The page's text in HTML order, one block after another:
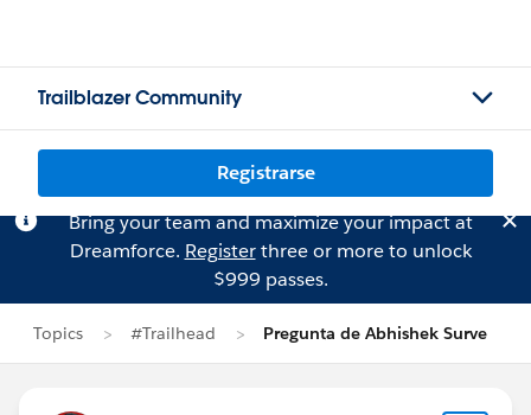
Trailblazer Community
Registrarse
Bring your team and maximize your impact at
Dreamforce. Registerthree or more to unlock
$999 passes.
Topics #Trailhead Pregunta de Abhishek Surve